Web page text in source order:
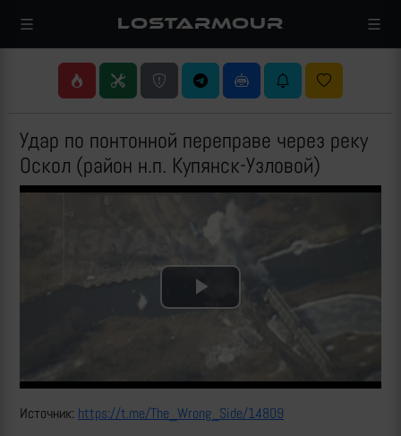
LOSTARMOUR
Удар по понтонной переправе через реку
Оскол (район н.п. Купянск-Узловой)
Play
Video
Источник: https://t.me/The_Wrong_Side/14809